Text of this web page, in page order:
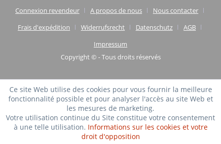
Connexion revendeur A propos de nous
Nous contacter
Frais d'expédition
Widerrufsrecht Datenschutz
AGB
Impressum
Copyright © - Tous droits réservés
Ce site Web utilise des cookies pour vous fournir la meilleure
fonctionnalité possible et pour analyser l'accès au site Web et
les mesures de marketing.
Votre utilisation continue du Site constitue votre consentement
à une telle utilisation. Informations sur les cookies et votre
droit d'opposition